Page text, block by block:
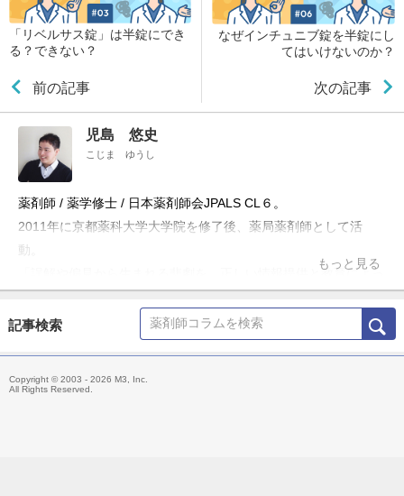
「リベルサス錠」は半錠にでき
る？できない？
前の記事
なぜインチュニブ錠を半錠にし
てはいけないのか？
次の記事
児島 悠史
こじま ゆうし
薬剤師 / 薬学修士 / 日本薬剤師会JPALS CL６。
2011年に京都薬科大学大学院を修了後、薬局薬剤師として活
動。
「誤解や偏見から生まれる悲劇を、正しい情報提供と教育によっ
Information」やTwitter「@Fizz_DI」を使って科学的根拠に基づ
いた医療情報の発信・共有を行うほか、大学や薬剤師会の研修会
主な著書「薬局ですぐに役立つ薬の比較と使い分け100（羊土
もっと見る
記事検索
Copyright © 2003 - 2026 M3, Inc.
All Rights Reserved.